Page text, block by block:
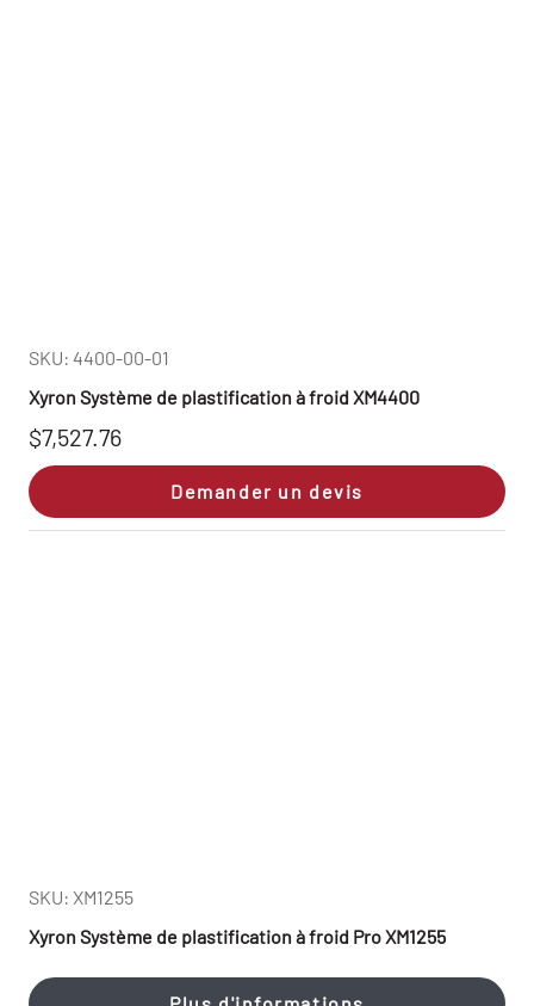
SKU: 4400-00-01
Xyron Système de plastification à froid XM4400
$7,527.76
Demander un devis
SKU: XM1255
Xyron Système de plastification à froid Pro XM1255